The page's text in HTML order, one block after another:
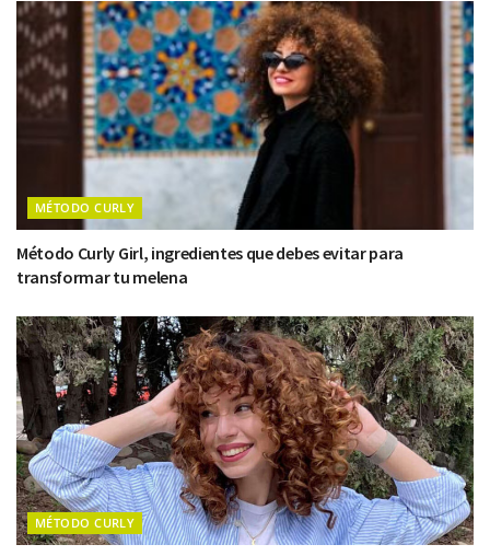
MÉTODO CURLY
Método Curly Girl, ingredientes que debes evitar para
transformar tu melena
MÉTODO CURLY